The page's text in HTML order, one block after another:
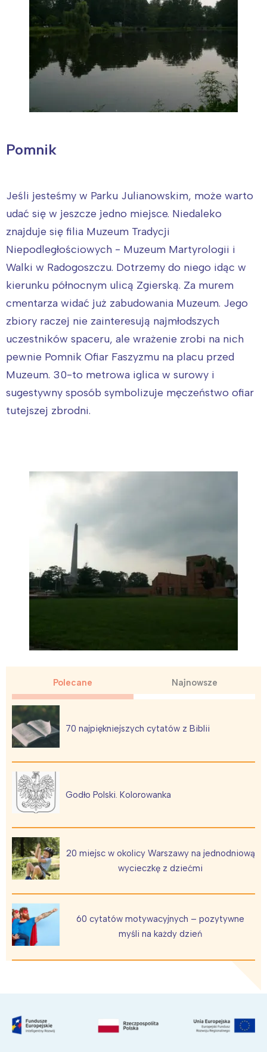
Pomnik
Jeśli jesteśmy w Parku Julianowskim, może warto
udać się w jeszcze jedno miejsce. Niedaleko
znajduje się filia Muzeum Tradycji
Niepodległościowych - Muzeum Martyrologii i
Walki w Radogoszczu. Dotrzemy do niego idąc w
kierunku północnym ulicą Zgierską. Za murem
cmentarza widać już zabudowania Muzeum. Jego
zbiory raczej nie zainteresują najmłodszych
uczestników spaceru, ale wrażenie zrobi na nich
pewnie Pomnik Ofiar Faszyzmu na placu przed
Muzeum. 30-to metrowa iglica w surowy i
sugestywny sposób symbolizuje męczeństwo ofiar
tutejszej zbrodni.
Polecane Najnowsze
70 najpiękniejszych cytatów z Biblii
Godło Polski. Kolorowanka
20 miejsc w okolicy Warszawy na jednodniową
wycieczkę z dziećmi
60 cytatów motywacyjnych – pozytywne
myśli na każdy dzień